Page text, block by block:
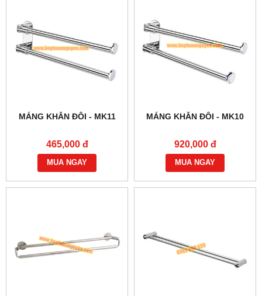
MÁNG KHĂN ĐÔI - MK11
465,000 đ
MUA NGAY
MÁNG KHĂN ĐÔI - MK10
920,000 đ
MUA NGAY